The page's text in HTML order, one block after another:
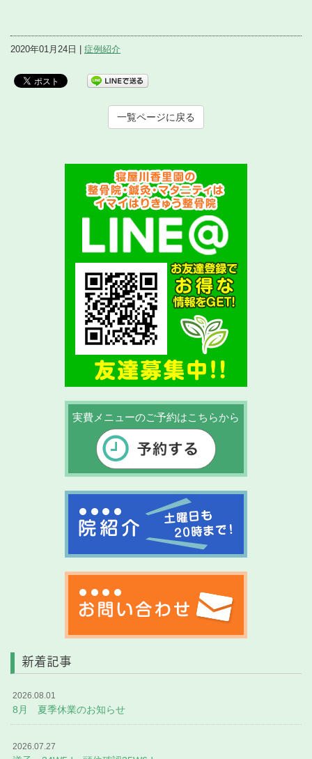
2020年01月24日 | 症例紹介
一覧ページに戻る
実費メニューのご予約はこちらから
新着記事
2026.08.01
8月 夏季休業のお知らせ
2026.07.27